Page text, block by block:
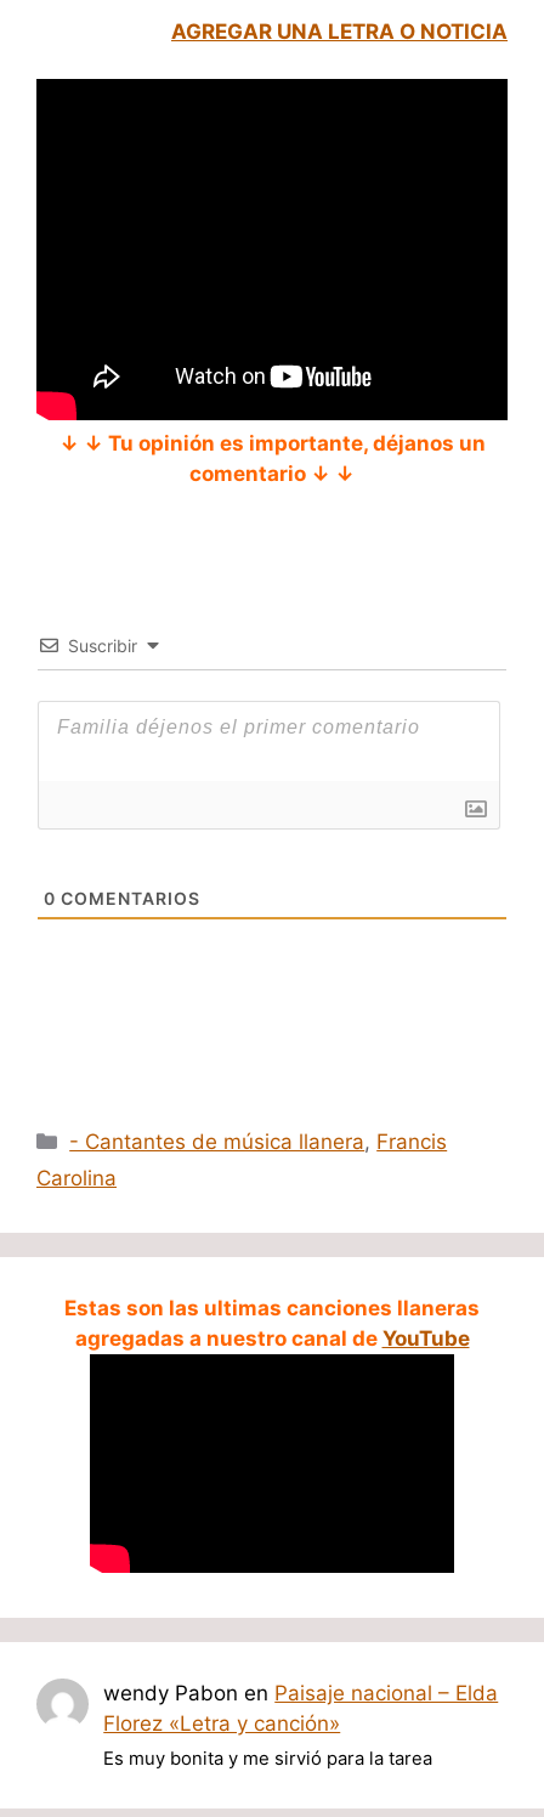
AGREGAR UNA LETRA O NOTICIA
↓ ↓ Tu opinión es importante, déjanos un
comentario ↓ ↓
Suscribir
0 COMENTARIOS
Categorías
- Cantantes de música llanera, Francis
Carolina
Estas son las ultimas canciones llaneras
agregadas a nuestro canal de YouTube
wendy Pabon en Paisaje nacional – Elda
Florez «Letra y canción»
Es muy bonita y me sirvió para la tarea